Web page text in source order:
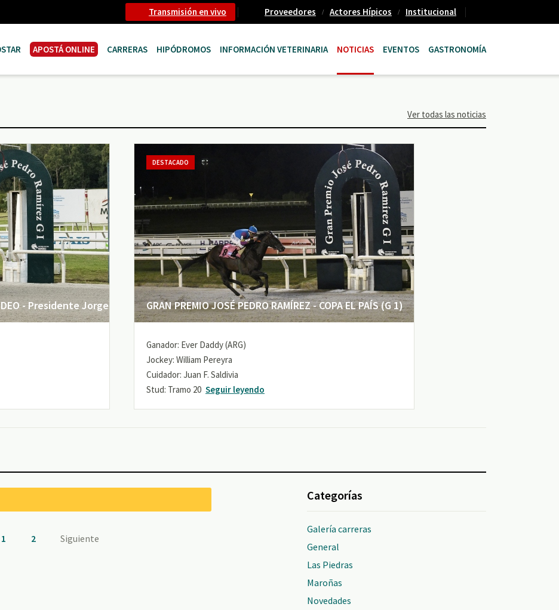
Transmisión en vivo Proveedores Actores Hípicos Institucional
APOSTÁ ONLINE CARRERAS HIPÓDROMOS INFORMACIÓN VETERINARIA NOTICIAS EVENTOS GASTRONOMÍA
Ver todas las noticias
- Presidente Jorge
GRAN PREMIO JOSÉ PEDRO RAMÍREZ - COPA EL PAÍS (G 1)
DESTACADO
Ganador: Ever Daddy (ARG)
Jockey: William Pereyra
Cuidador: Juan F. Saldivia
Stud: Tramo 20 Seguir leyendo
1 2 Siguiente
Categorías
Galería carreras
General
Las Piedras
Maroñas
Novedades